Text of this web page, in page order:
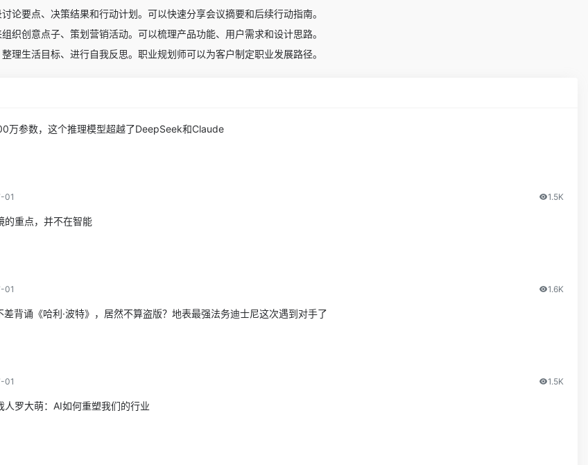
论要点、决策结果和行动计划。 可以快速分享会议摘要和后续行动指南。
织创意点子、策划营销活动。 可以梳理产品功能、用户需求和设计思路。
理生活目标、进行自我反思。 职业规划师可以为客户制定职业发展路径。
万参数，这个推理模型超越了DeepSeek和Claude
01 1.5K
的重点，并不在智能
01 1.6K
差背诵《哈利·波特》，居然不算盗版？地表最强法务迪士尼这次遇到对手了
01 1.5K
人罗大萌：AI如何重塑我们的行业